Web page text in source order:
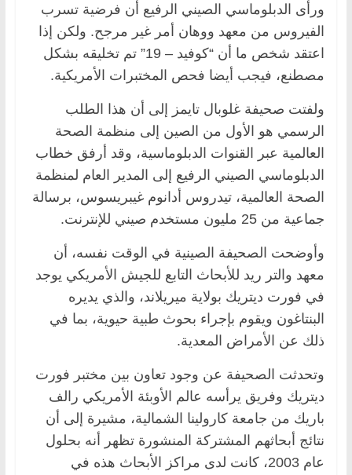
ورأى الدبلوماسي الصيني الرفيع أن فرضية تسرب
الفيروس من معهد ووهان أمر غير مرجح. ولكن إذا
اعتقد شخص ما أن “كوفيد – 19” تم تخليقه بشكل
مصطنع، فيجب أيضا فحص المختبرات الأمريكية.
ولفتت صحيفة غلوبال تايمز إلى أن هذا الطلب
الرسمي هو الأول من الصين إلى منظمة الصحة
العالمية عبر القنوات الدبلوماسية، وقد أرفق خطاب
الدبلوماسي الصيني الرفيع إلى المدير العام لمنظمة
الصحة العالمية، تيدروس أدانوم غيبريسوس، برسالة
جماعية من 25 مليون مستخدم صيني للإنترنت.
وأوضحت الصحيفة الصينية في الوقت نفسه، أن
معهد والتر ريد للأبحاث التابع للجيش الأمريكي يوجد
في فورت ديتريك بولاية ميريلاند، والذي يديره
البنتاغون ويقوم بإجراء بحوث طبية حيوية، بما في
ذلك عن الأمراض المعدية.
وتحدثت الصحيفة عن وجود تعاون بين مختبر فورت
ديتريك وفريق يرأسه عالم الأوبئة الأمريكي رالف
باريك من جامعة كارولينا الشمالية، مشيرة إلى أن
نتائج أبحاثهم المشتركة المنشورة تظهر أنه بحلول
عام 2003، كانت لدى مراكز الأبحاث هذه في